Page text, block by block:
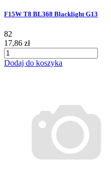
F15W T8 BL368 Blacklight G13
82
17,86 zł
Dodaj do koszyka